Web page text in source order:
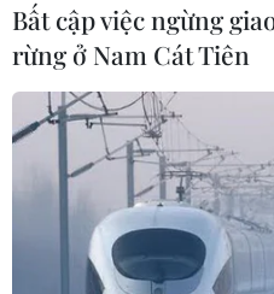
Cắt giảm hơn 3.400
điều kiện kinh doanh
Bất cập việc ngừng
rừng ở Nam Cát Tiên